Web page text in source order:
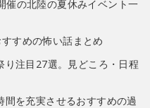
の北陸の夏休みイベント一
すめの怖い話まとめ
り注目27選。見どころ・日程
間を充実させるおすすめの過